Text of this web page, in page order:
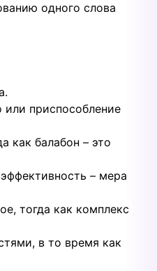
одного слова
или приспособление
как балабон – это
– мера
тогда как комплекс
в то время как